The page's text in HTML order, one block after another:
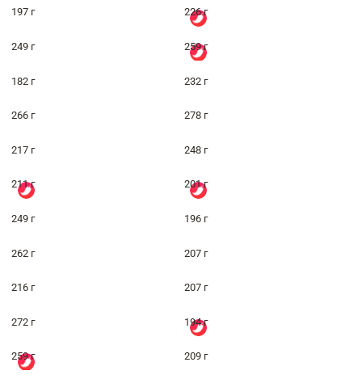
197 г 226 г
249 г 259 г
182 г 232 г
266 г 278 г
217 г 248 г
211 г 201 г
249 г 196 г
262 г 207 г
216 г 207 г
272 г 194 г
259 г 209 г